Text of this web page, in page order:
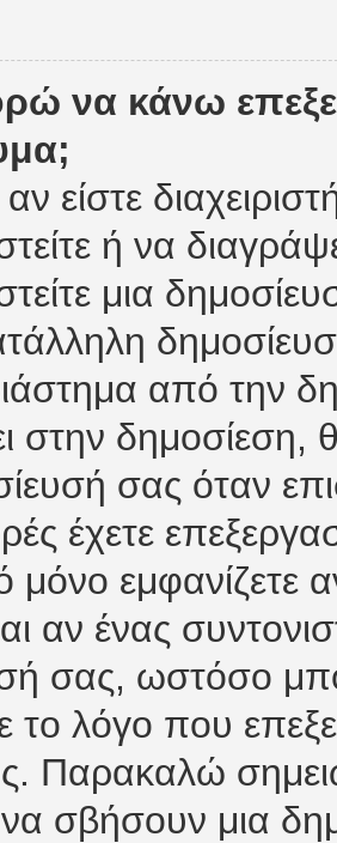
να κάνω
είστε
ή να
μια
από την
στην δημοσίεση,
σας όταν
έχετε
εμφανίζετε
αν ένας
σας, ωστόσο
το λόγο που
Παρακαλώ
σβήσουν μια